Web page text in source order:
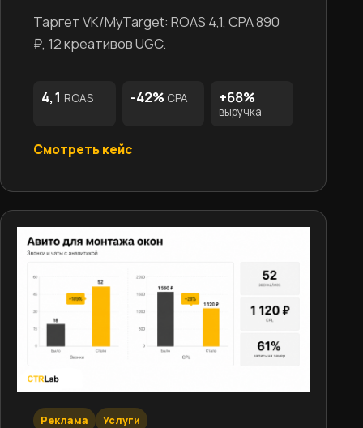
Таргет VK/MyTarget: ROAS 4,1, CPA 890
₽, 12 креативов UGC.
4,1 ROAS -42% CPA +68%
выручка
Смотреть кейс
Реклама Услуги